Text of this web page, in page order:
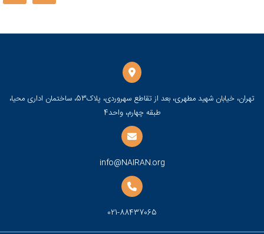
تهران، خیابان شهید مطهری، بعد از تقاطع سهروردی، پلاک53، ساختمان اداری محیا،
طبقه چهارم، واحد4
info@NAIRAN.org
021-88437065